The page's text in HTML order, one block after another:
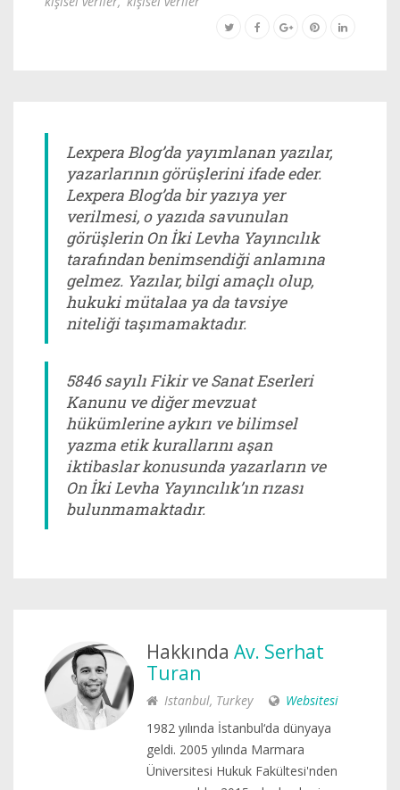
Lexpera Blog’da yayımlanan yazılar,
yazarlarının görüşlerini ifade eder.
Lexpera Blog’da bir yazıya yer
verilmesi, o yazıda savunulan
görüşlerin On İki Levha Yayıncılık
tarafından benimsendiği anlamına
gelmez. Yazılar, bilgi amaçlı olup,
hukuki mütalaa ya da tavsiye
niteliği taşımamaktadır.
5846 sayılı Fikir ve Sanat Eserleri
Kanunu ve diğer mevzuat
hükümlerine aykırı ve bilimsel
yazma etik kurallarını aşan
iktibaslar konusunda yazarların ve
On İki Levha Yayıncılık’ın rızası
bulunmamaktadır.
Hakkında Av. Serhat
Turan
Istanbul, Turkey
Websitesi
1982 yılında İstanbul‘da dünyaya
geldi. 2005 yılında Marmara
Üniversitesi Hukuk Fakültesi'nden